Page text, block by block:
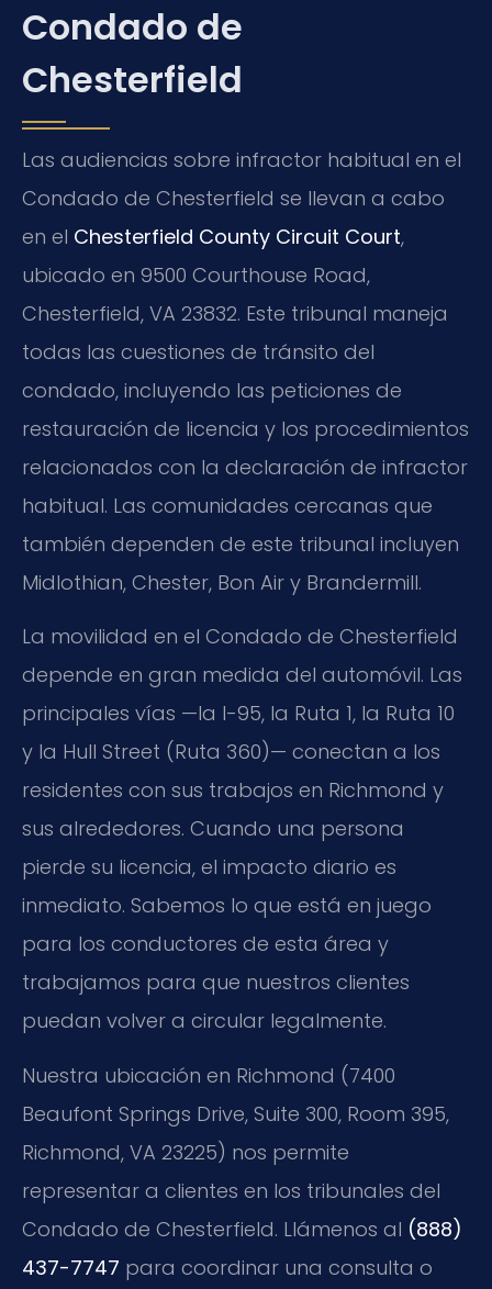
Condado de
Chesterfield
Las audiencias sobre infractor habitual en el
Condado de Chesterfield se llevan a cabo
en el Chesterfield County Circuit Court,
ubicado en 9500 Courthouse Road,
Chesterfield, VA 23832. Este tribunal maneja
todas las cuestiones de tránsito del
condado, incluyendo las peticiones de
restauración de licencia y los procedimientos
relacionados con la declaración de infractor
habitual. Las comunidades cercanas que
también dependen de este tribunal incluyen
Midlothian, Chester, Bon Air y Brandermill.
La movilidad en el Condado de Chesterfield
depende en gran medida del automóvil. Las
principales vías —la I-95, la Ruta 1, la Ruta 10
y la Hull Street (Ruta 360)— conectan a los
residentes con sus trabajos en Richmond y
sus alrededores. Cuando una persona
pierde su licencia, el impacto diario es
inmediato. Sabemos lo que está en juego
para los conductores de esta área y
trabajamos para que nuestros clientes
puedan volver a circular legalmente.
Nuestra ubicación en Richmond (7400
Beaufont Springs Drive, Suite 300, Room 395,
Richmond, VA 23225) nos permite
representar a clientes en los tribunales del
Condado de Chesterfield. Llámenos al (888)
437-7747 para coordinar una consulta o